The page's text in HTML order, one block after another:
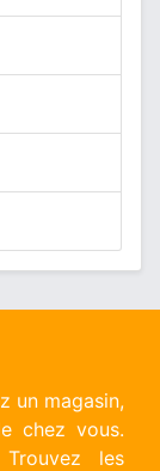
un magasin,
chez vous.
les